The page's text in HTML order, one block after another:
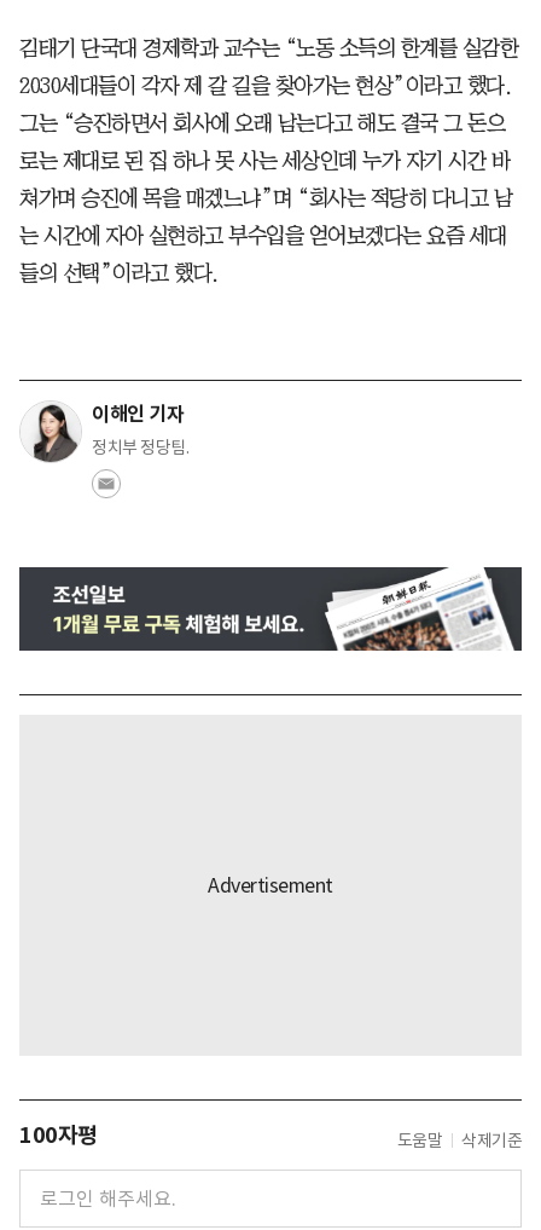
김태기 단국대 경제학과 교수는 “노동 소득의 한계를 실감한
2030세대들이 각자 제 갈 길을 찾아가는 현상”이라고 했다.
그는 “승진하면서 회사에 오래 남는다고 해도 결국 그 돈으
로는 제대로 된 집 하나 못 사는 세상인데 누가 자기 시간 바
쳐가며 승진에 목을 매겠느냐”며 “회사는 적당히 다니고 남
는 시간에 자아 실현하고 부수입을 얻어보겠다는 요즘 세대
들의 선택”이라고 했다.
이해인 기자
정치부 정당팀.
100자평 도움말 삭제기준